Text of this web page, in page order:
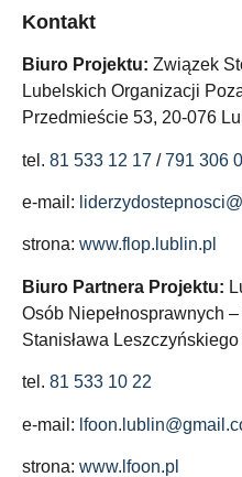
Kontakt
Biuro Projektu: Związek
Lubelskich Organizacji
Przedmieście 53, 20-076
tel. 81 533 12 17 /791 306
e-mail:
strona: www.flop.lublin.pl
Biuro Partnera Projektu:
Osób Niepełnosprawnych
Stanisława
tel. 81 533 10 22
e-mail:
strona: www.lfoon.pl